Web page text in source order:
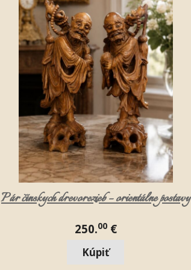
Pár čínskych drevorezieb – orientálne postavy
250.00€